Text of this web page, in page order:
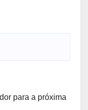
para a próxima